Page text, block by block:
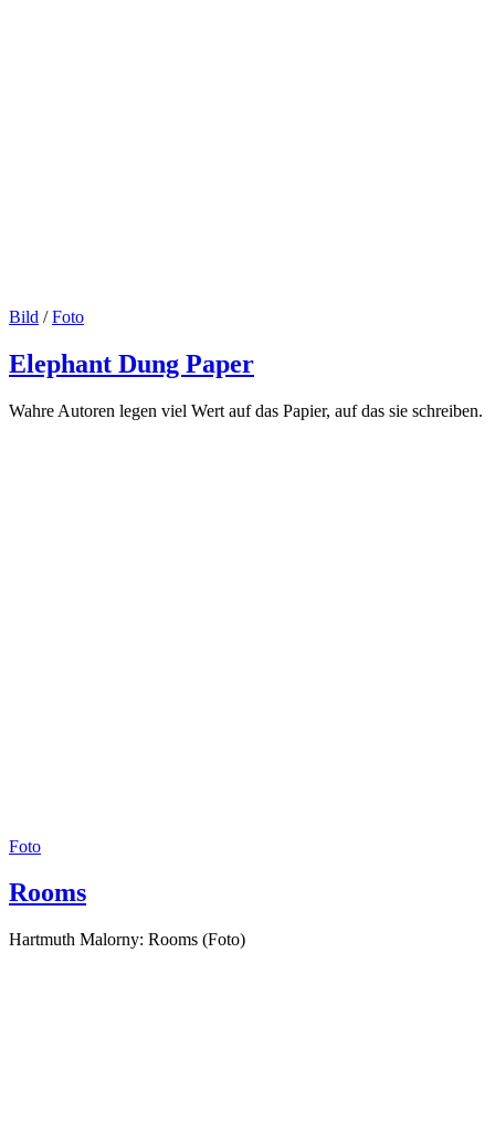
Bild /Foto
Elephant Dung Paper
Wahre Autoren legen viel Wert auf das Papier, auf das sie schreiben.
Foto
Rooms
Hartmuth Malorny: Rooms (Foto)